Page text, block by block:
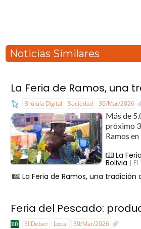
Noticias Similares
La Feria de Ramos, una
Brújula Digital Sociedad 30/Mar/2026
Más de
próximo
Ramos
La
Bolivia |
La Feria de Ramos, una
Feria del Pescado:
El Deber Local 30/Mar/2026